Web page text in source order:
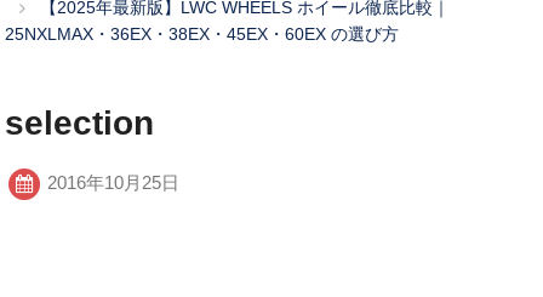
【2025年最新版】LWC WHEELS ホイール徹底比較｜
25NXLMAX・36EX・38EX・45EX・60EX の選び方
selection
2016年10月25日